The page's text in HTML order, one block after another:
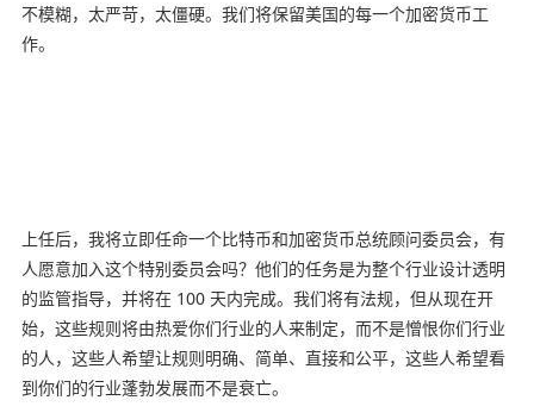
不模糊，太严苛，太僵硬。我们将保留美国的每一个加密货币工
作。
上任后，我将立即任命一个比特币和加密货币总统顾问委员会，有
人愿意加入这个特别委员会吗？他们的任务是为整个行业设计透明
的监管指导，并将在 100 天内完成。我们将有法规，但从现在开
始，这些规则将由热爱你们行业的人来制定，而不是憎恨你们行业
的人，这些人希望让规则明确、简单、直接和公平，这些人希望看
到你们的行业蓬勃发展而不是衰亡。